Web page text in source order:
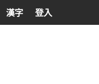
漢字 登入